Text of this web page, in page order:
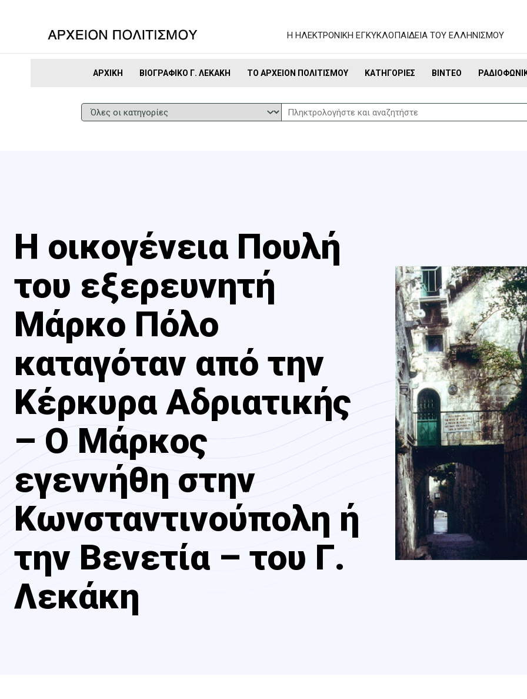
Η ΗΛΕΚΤΡΟΝΙΚΗ ΕΓΚΥΚΛΟΠΑΙΔΕΙΑ ΤΟΥ ΕΛΛΗΝΙΣΜΟΥ
ΑΡΧΙΚΉ ΒΙΟΓΡΑΦΙΚΌ Γ. ΛΕΚΆΚΗ ΤΟ ΑΡΧΕΊΟΝ ΠΟΛΙΤΙΣΜΟΎ ΚΑΤΗΓΟΡΊΕΣ ΒΊΝΤΕΟ
Η οικογένεια Πουλή
του εξερευνητή
Μάρκο Πόλο
καταγόταν από την
Κέρκυρα Αδριατικής
– Ο Μάρκος
εγεννήθη στην
Κωνσταντινούπολη ή
την Βενετία – του Γ.
Λεκάκη